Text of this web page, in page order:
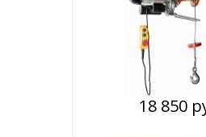
18 850